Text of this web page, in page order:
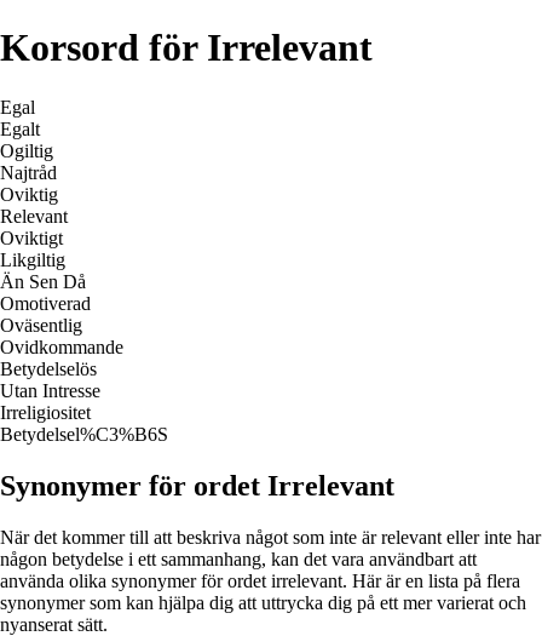
Korsord för Irrelevant
Egal
Egalt
Ogiltig
Najtråd
Oviktig
Relevant
Oviktigt
Likgiltig
Än Sen Då
Omotiverad
Oväsentlig
Ovidkommande
Betydelselös
Utan Intresse
Irreligiositet
Betydelsel%C3%B6S
Synonymer för ordet Irrelevant
När det kommer till att beskriva något som inte är relevant eller inte har
någon betydelse i ett sammanhang, kan det vara användbart att
använda olika synonymer för ordet irrelevant. Här är en lista på flera
synonymer som kan hjälpa dig att uttrycka dig på ett mer varierat och
nyanserat sätt.